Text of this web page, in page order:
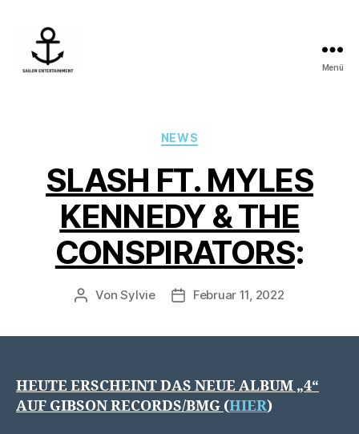
Menü
Kategorien
NEWS
SLASH FT. MYLES
KENNEDY & THE
CONSPIRATORS:
Beitragsautor
VonSylvie Veröffentlichungsdatum
Februar 11, 2022
HEUTE ERSCHEINT DAS NEUE ALBUM „4“
AUF GIBSON RECORDS/BMG (HIER)